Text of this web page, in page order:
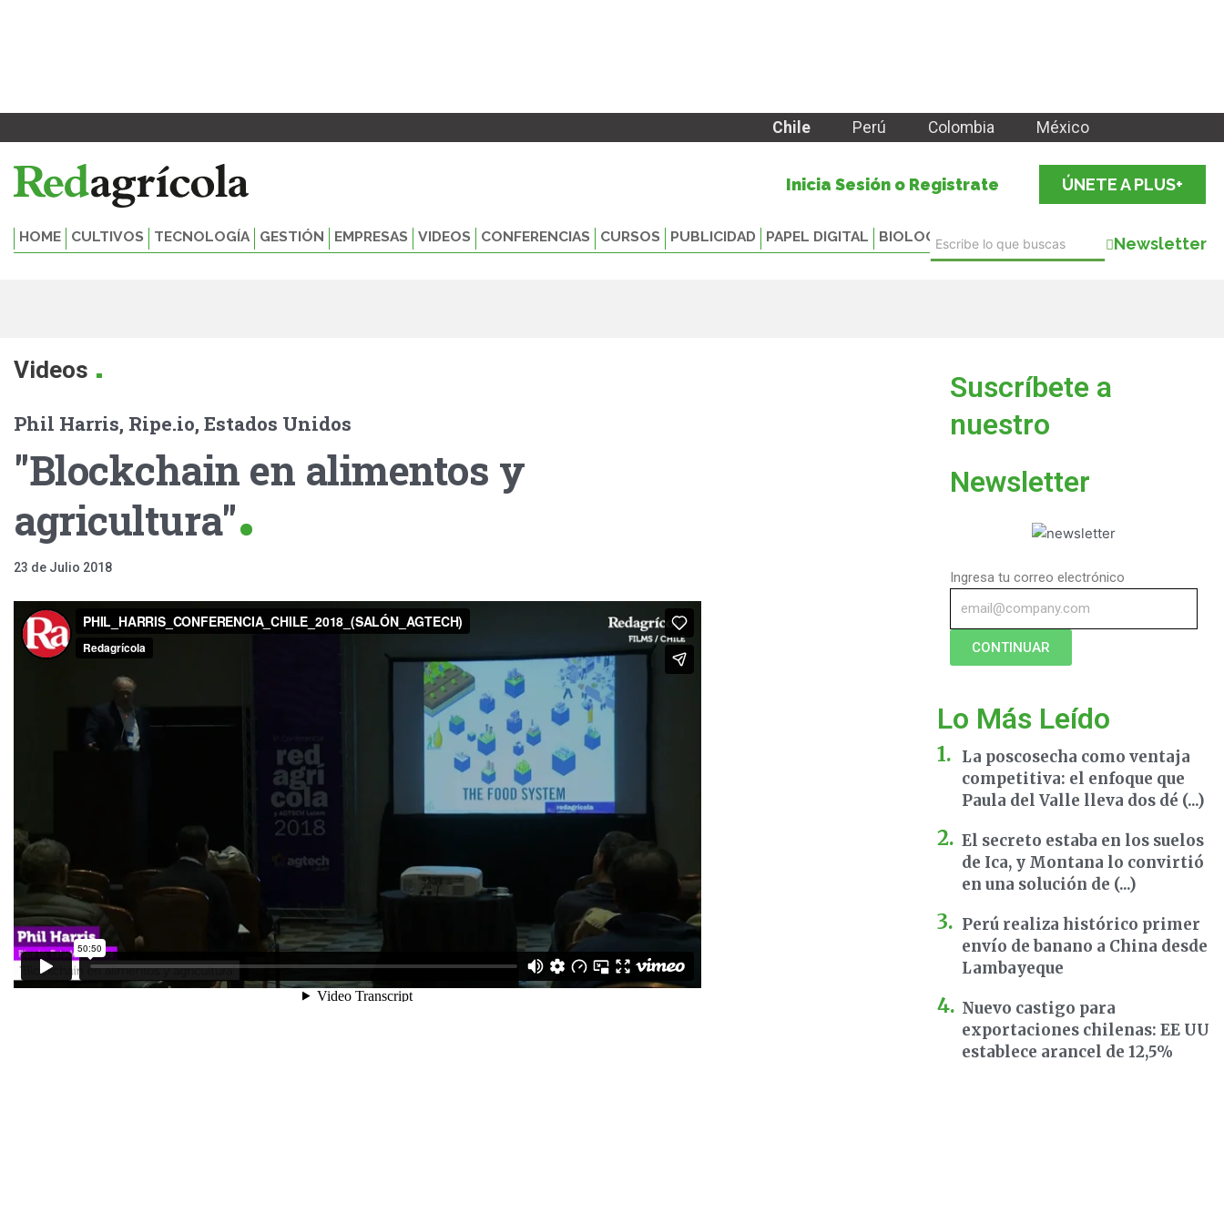
Chile Perú Colombia México
Inicia Sesión o Registrate ÚNETE A PLUS+
HOME CULTIVOS TECNOLOGÍA GESTIÓN EMPRESAS VIDEOS CONFERENCIAS CURSOS PUBLICIDAD PAPEL DIGITAL BIOLOGICALS Newsletter
Videos .
Phil Harris, Ripe.io, Estados Unidos
"Blockchain en alimentos y
agricultura"
23 de Julio 2018
Suscríbete a
nuestro
Newsletter
Ingresa tu correo electrónico
CONTINUAR
Lo Más Leído
La poscosecha como ventaja
competitiva: el enfoque que
Paula del Valle lleva dos dé (...)
El secreto estaba en los suelos
de Ica, y Montana lo convirtió
en una solución de (...)
Perú realiza histórico primer
envío de banano a China desde
Lambayeque
Nuevo castigo para
exportaciones chilenas: EE UU
establece arancel de 12,5%